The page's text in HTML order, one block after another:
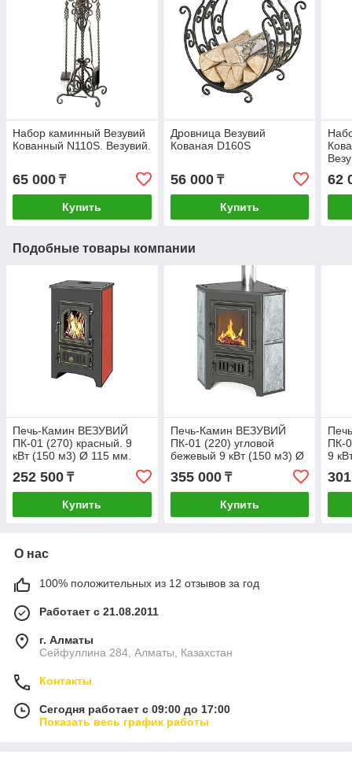
Набор каминный Везувий
Кованный N110S. Везувий.
65 000 ₸
Купить
Дровница Везувий
Кованая D160S
56 000₸
Купить
62
Подобные товары компании
Печь-Камин ВЕЗУВИЙ
ПК-01 (270) красный. 9
кВт (150 м3) Ø 115 мм.
252 500 ₸
Купить
Печь-Камин ВЕЗУВИЙ
ПК-01 (220) угловой
бежевый 9 кВт (150 м3) Ø
355 000₸
Купить
ПК-
9
О нас
100% положительных из 12 отзывов за год
Работает с 21.08.2011
г. Алматы
Сейфуллина 284, Алматы, Казахстан
Контакты
Сегодня работает с 09:00 до 17:00
Показать весь график работы